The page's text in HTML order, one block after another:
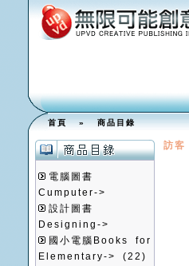
首頁»商品目錄
電腦圖書
Cumputer->
設計圖書
Designing->
國小電腦Books for
Elementary->
(22)
訪客